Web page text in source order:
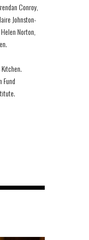
Conroy,
Johnston-
Norton,
Fund